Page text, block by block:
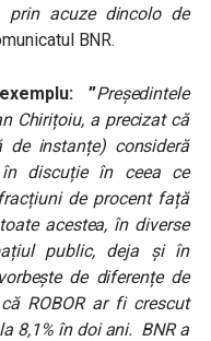
prin acuze dincolo de
BNR.
”Președintele
Chirițoiu, a precizat că
de instanțe) consideră
discuție în ceea ce
de procent față
acestea, în diverse
public, deja și în
de diferențe de
ROBOR ar fi crescut
8,1% în doi ani. BNR a